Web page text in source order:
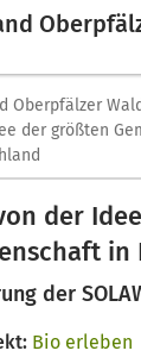
Oberpfälzer Wald
der größten
der
in
der
Bio erleben